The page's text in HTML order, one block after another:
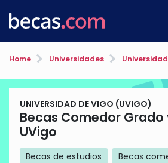
Home Universidades
UNIVERSIDAD DE VIGO (UVIGO)
Becas Comedor Grado
UVigo
Becas de estudios
Becas